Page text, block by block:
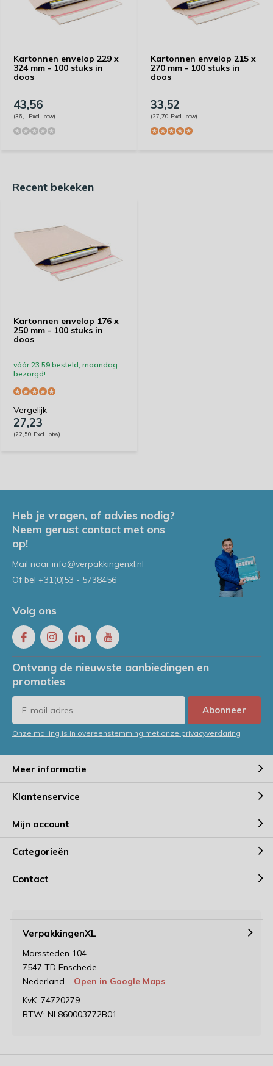
Kartonnen envelop 229 x
324 mm - 100 stuks in
doos
43,56
(36,- Excl. btw)
Kartonnen envelop 215 x
270 mm - 100 stuks in
doos
33,52
(27,70 Excl. btw)
Recent bekeken
Kartonnen envelop 176 x
250 mm - 100 stuks in
doos
vóór 23:59 besteld, maandag
bezorgd!
Vergelijk
27,23
(22,50 Excl. btw)
Heb je vragen, of advies nodig?
Neem gerust contact met ons
op!
Mail naar info@verpakkingenxl.nl
Of bel +31(0)53 - 5738456
Volg ons
Ontvang de nieuwste aanbiedingen en
promoties
Abonneer
Onze mailing is in overeenstemming met onze privacyverklaring
Meer informatie
Klantenservice
Mijn account
Categorieën
Contact
VerpakkingenXL
Marssteden 104
7547 TD Enschede
Nederland
Open in Google Maps
KvK: 74720279
BTW: NL860003772B01